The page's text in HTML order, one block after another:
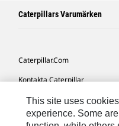
Caterpillars Varumärken
Caterpillar.com
Kontakta Caterpillar
Mina
Platskarta
This site uses
experience. Some